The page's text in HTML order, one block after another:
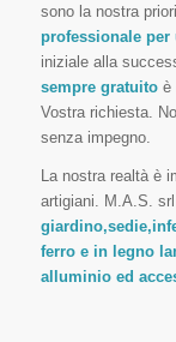
sono la nostra
professionale
iniziale alla
sempre gratuito è
Vostra richiesta.
senza impegno.
La nostra realtà è
artigiani. M.A.S.
ferro e in legno
alluminio ed